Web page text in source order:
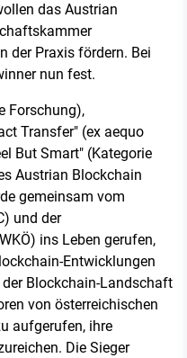
das Austrian
der Praxis fördern. Bei
nun fest.
Forschung),
Transfer" (ex aequo
But Smart" (Kategorie
Austrian Blockchain
gemeinsam vom
und der
ins Leben gerufen,
Entwicklungen
Blockchain-Landschaft
von österreichischen
aufgerufen, ihre
Die Sieger